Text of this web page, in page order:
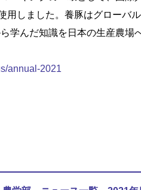
用しました。養豚はグローバ
学んだ知識を日本の生産農場
annual-2021